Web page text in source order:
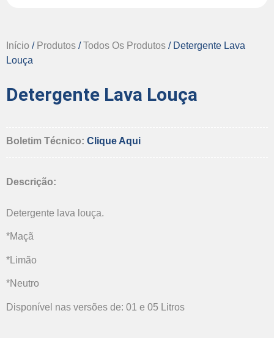
Início / Produtos /Todos Os Produtos / Detergente Lava
Louça
Detergente Lava Louça
Boletim Técnico: Clique Aqui
Descrição:
Detergente lava louça.
*Maçã
*Limão
*Neutro
Disponível nas versões de: 01 e 05 Litros